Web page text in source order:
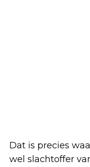
Dat is precies
wel slachtoffer